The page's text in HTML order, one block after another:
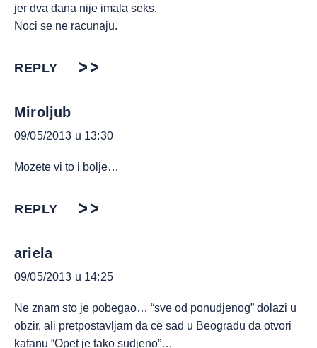
jer dva dana nije imala seks.
Noci se ne racunaju.
REPLY
Miroljub
09/05/2013 u 13:30
Mozete vi to i bolje…
REPLY
ariela
09/05/2013 u 14:25
Ne znam sto je pobegao… “sve od ponudjenog” dolazi u
obzir, ali pretpostavljam da ce sad u Beogradu da otvori
kafanu “Opet je tako sudjeno”…